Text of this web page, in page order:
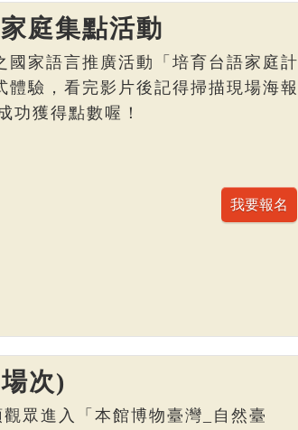
庭集點活動
家語言推廣活動「培育台語家庭計
驗，看完影片後記得掃描現場海報
功獲得點數喔！
次)
眾進入「本館博物臺灣_自然臺